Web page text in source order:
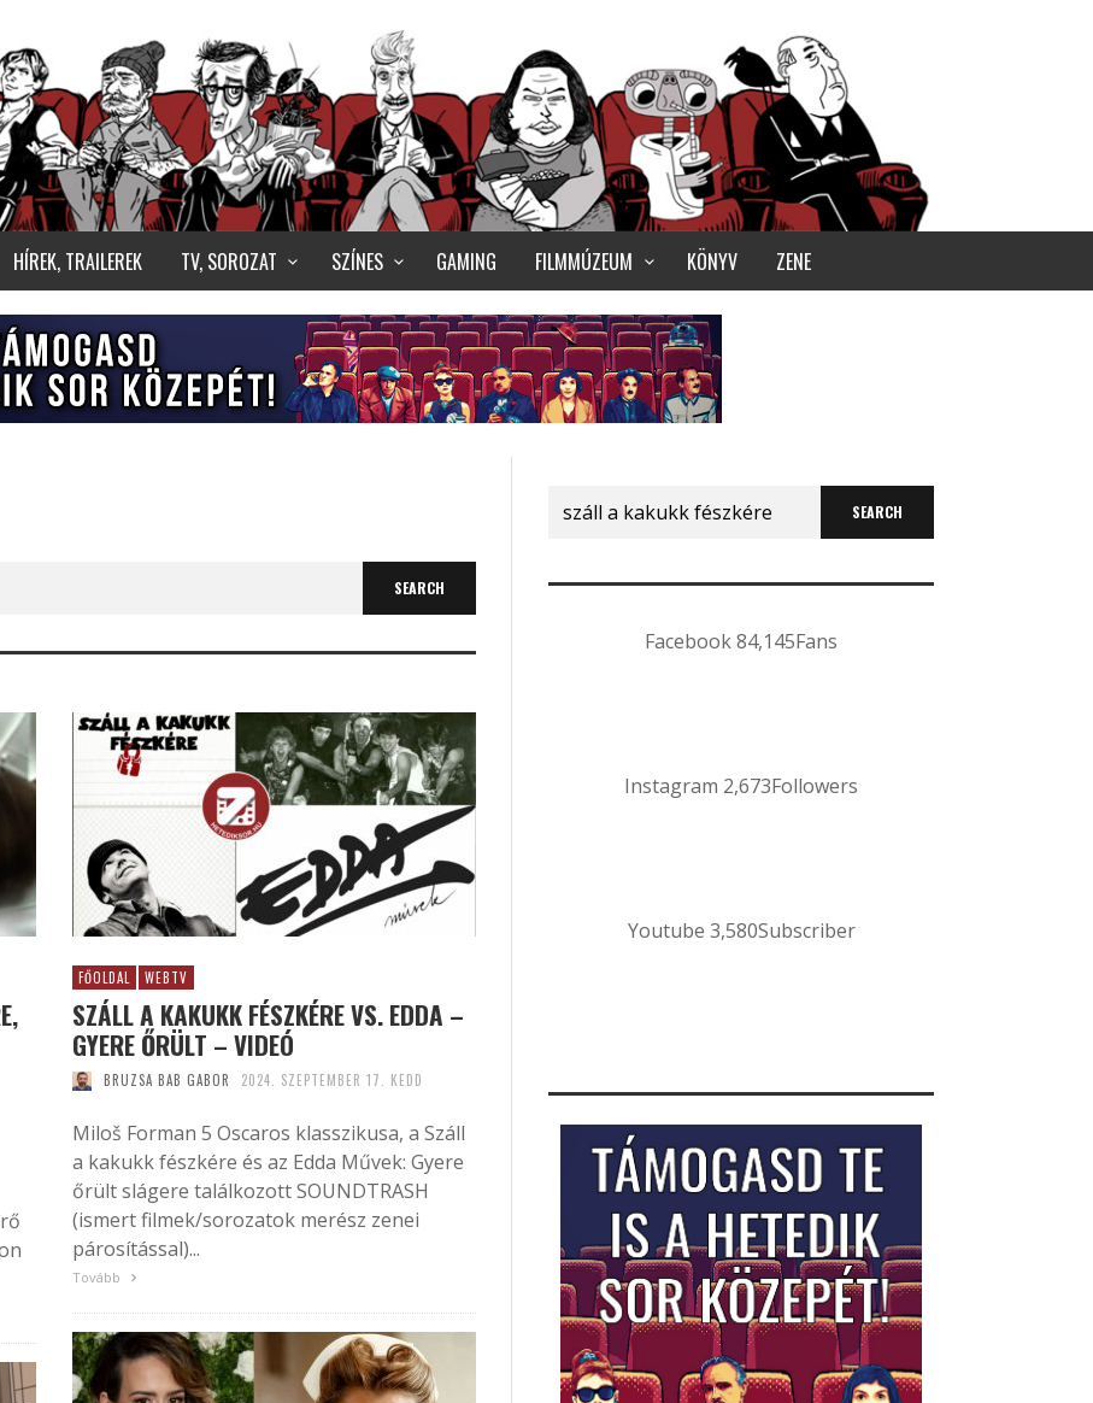
HÍREK, TRAILEREK TV, SOROZAT SZÍNES GAMING FILMMÚZEUM KÖNYV ZENE
FŐOLDAL WEBTV
SZÁLL A KAKUKK FÉSZKÉRE VS. EDDA –
GYERE ŐRÜLT – VIDEÓ
BRUZSA BAB GABOR 2024. SZEPTEMBER 17. KEDD
Miloš Forman 5 Oscaros klasszikusa, a Száll
a kakukk fészkére és az Edda Művek: Gyere
őrült slágere találkozott SOUNDTRASH
(ismert filmek/sorozatok merész zenei
párosítással)...
Tovább
Search
for:
Facebook84,145Fans
Instagram 2,673Followers
Youtube 3,580Subscriber